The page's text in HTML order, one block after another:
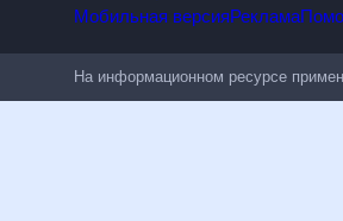
© Рамблер — главные новости
На информационном ресурсе